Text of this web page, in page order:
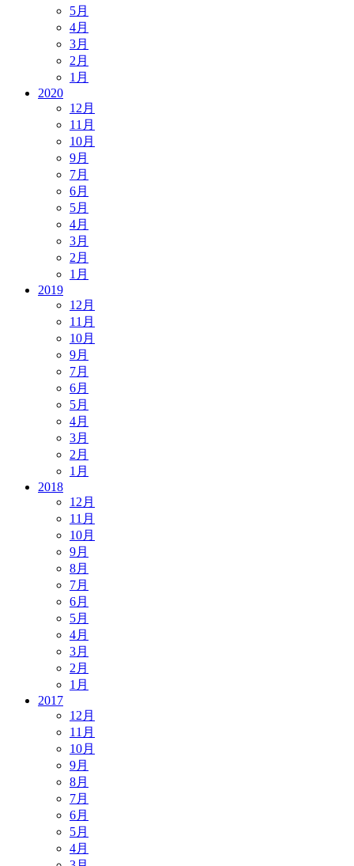
5月
4月
3月
2月
1月
2020
12月
11月
10月
9月
7月
6月
5月
4月
3月
2月
1月
2019
12月
11月
10月
9月
7月
6月
5月
4月
3月
2月
1月
2018
12月
11月
10月
9月
8月
7月
6月
5月
4月
3月
2月
1月
2017
12月
11月
10月
9月
8月
7月
6月
5月
4月